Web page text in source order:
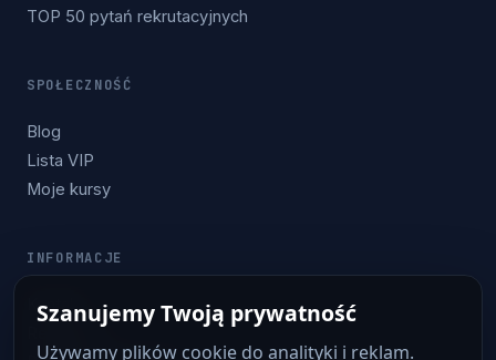
TOP 50 pytań rekrutacyjnych
SPOŁECZNOŚĆ
Blog
Lista VIP
Moje kursy
INFORMACJE
Kontakt
Regulamin
Szanujemy Twoją prywatność
Używamy plików cookie do analityki i reklam.